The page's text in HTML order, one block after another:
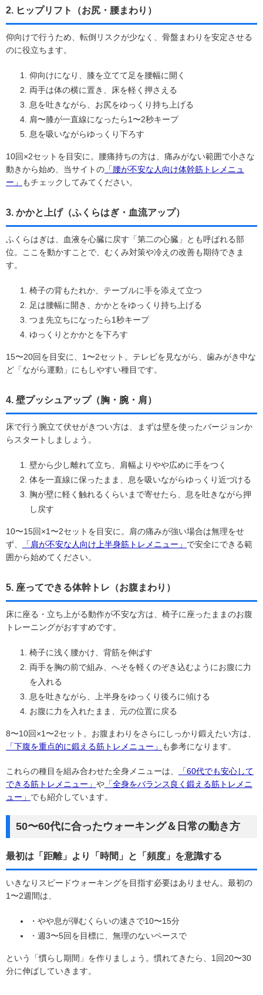
2. ヒップリフト（お尻・腰まわり）
仰向けで行うため、転倒リスクが少なく、骨盤まわりを安定させる
のに役立ちます。
仰向けになり、膝を立てて足を腰幅に開く
両手は体の横に置き、床を軽く押さえる
息を吐きながら、お尻をゆっくり持ち上げる
肩〜膝が一直線になったら1〜2秒キープ
息を吸いながらゆっくり下ろす
10回×2セットを目安に。腰痛持ちの方は、痛みがない範囲で小さな
動きから始め、当サイトの 「腰が不安な人向け体幹筋トレメニュ
ー」
もチェックしてみてください。
3. かかと上げ（ふくらはぎ・血流アップ）
ふくらはぎは、血液を心臓に戻す「第二の心臓」とも呼ばれる部
位。ここを動かすことで、むくみ対策や冷えの改善も期待できま
す。
椅子の背もたれか、テーブルに手を添えて立つ
足は腰幅に開き、かかとをゆっくり持ち上げる
つま先立ちになったら1秒キープ
ゆっくりとかかとを下ろす
15〜20回を目安に、1〜2セット。テレビを見ながら、歯みがき中な
ど「ながら運動」にもしやすい種目です。
4. 壁プッシュアップ（胸・腕・肩）
床で行う腕立て伏せがきつい方は、まずは壁を使ったバージョンか
らスタートしましょう。
壁から少し離れて立ち、肩幅よりやや広めに手をつく
体を一直線に保ったまま、息を吸いながらゆっくり近づける
胸が壁に軽く触れるくらいまで寄せたら、息を吐きながら押
し戻す
10〜15回×1〜2セットを目安に。肩の痛みが強い場合は無理をせ
ず、
「肩が不安な人向け上半身筋トレメニュー」 で安全にできる範
囲から始めてください。
5. 座ってできる体幹トレ（お腹まわり）
床に座る・立ち上がる動作が不安な方は、椅子に座ったままのお腹
トレーニングがおすすめです。
椅子に浅く腰かけ、背筋を伸ばす
両手を胸の前で組み、へそを軽くのぞき込むようにお腹に力
を入れる
息を吐きながら、上半身をゆっくり後ろに傾ける
お腹に力を入れたまま、元の位置に戻る
8〜10回×1〜2セット。お腹まわりをさらにしっかり鍛えたい方は、
「下腹を重点的に鍛える筋トレメニュー」
も参考になります。
これらの種目を組み合わせた全身メニューは、
「60代でも安心して
できる筋トレメニュー」 や 「全身をバランス良く鍛える筋トレメニ
ュー」 でも紹介しています。
50〜60代に合ったウォーキング＆日常の動き方
最初は「距離」より「時間」と「頻度」を意識する
いきなりスピードウォーキングを目指す必要はありません。最初の
1〜2週間は、
・やや息が弾むくらいの速さで10〜15分
・週3〜5回を目標に、無理のないペースで
という「慣らし期間」を作りましょう。慣れてきたら、1回20〜30
分に伸ばしていきます。